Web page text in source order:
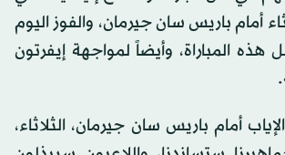
أمام باريس سان جيرمان، والفوز اليوم
المباراة، وأيضاً لمواجهة إيفرتون
أمام باريس سان جيرمان، الثلاثاء،